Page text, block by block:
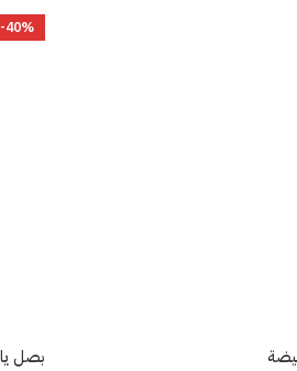
-40%
بصل